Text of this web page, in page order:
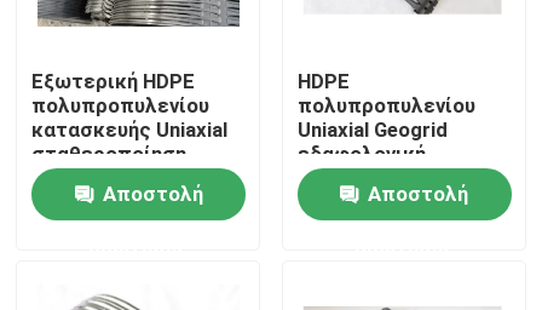
Ύφασμα Geosynthetic
Μεμβράνη Geosynthetic
Εξωτερική HDPE
πολυπροπυλενίου
κατασκευής Uniaxial
σταθεροποίηση
κλίσεων Geogrid
Αποστολή
HDPE
πολυπροπυλενίου
Uniaxial Geogrid
εδαφολογική
σταθεροποίηση
GeosyntheticΑποστολή